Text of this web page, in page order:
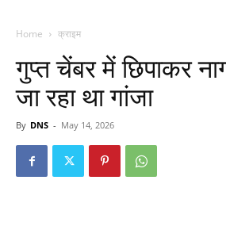
Home क्राइम
गुप्त चेंबर में छिपाकर
जा रहा था गांजा
By DNS - May 14, 2026